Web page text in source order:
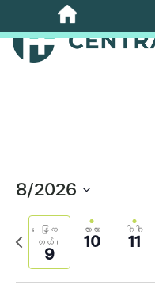
အဓိက
အကြောင်းအရာ
သို့
8/2026
ရွေး
ပါ။
အ
အပတ်
ေနြက
တယ်။
9
လာလာ
10
ဂါဂါ
11
မနက်
၄း၀၀
မနက်
၅း၀၀
မနက်
อุ่น၊
ယနေ့
ရှိ
တနင်္